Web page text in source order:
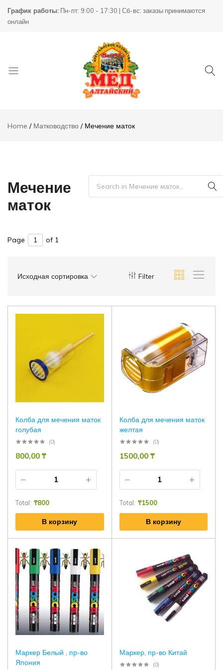
График работы: Пн-пт: 9:00 - 17:30 | Сб-вс: заказы принимаются
онлайн
пчеловодства
Home
Матководство Мечение маток
Мечение
маток
Page of 1
Filter
Исходная сортировка
Колба для мечения маток
голубая
(0)
800,00 ₸
Total: ₸800
В корзину
Колба для мечения маток
желтая
(0)
1500,00 ₸
Total: ₸1500
В корзину
Маркер Белый , пр-во
Япония
Маркер, пр-во Китай
(0)